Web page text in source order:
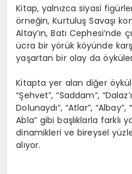
Kitap, yalnızca siyasi
örneğin, Kurtuluş Savaşı
Altay’ın, Batı Cephesi’nde
ücra bir yörük köyünde
yaşartan bir olay da
Kitapta yer alan diğer
“Şehvet”, “Saddam”,
Dolunaydı”, “Atlar”,
Abla” gibi başlıklarla farklı
dinamikleri ve bireysel
alıyor.